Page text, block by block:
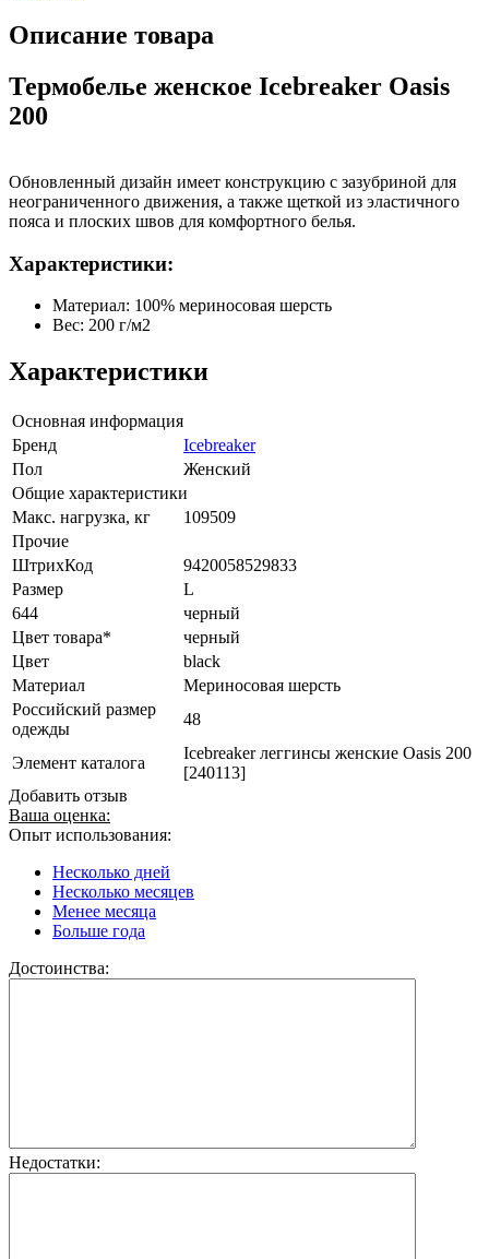
Описание товара
Термобелье женское Icebreaker Oasis
200
Обновленный дизайн имеет конструкцию с зазубриной для
неограниченного движения, а также щеткой из эластичного
пояса и плоских швов для комфортного белья.
Характеристики:
Материал: 100% мериносовая шерсть
Вес: 200 г/м2
Характеристики
Основная информация
Бренд
Icebreaker
Пол
Женский
Общие характеристики
Макс. нагрузка, кг
109509
Прочие
ШтрихКод
9420058529833
Размер
L
644
черный
Цвет товара*
черный
Цвет
black
Материал
Мериносовая шерсть
Российский размер
одежды
48
Элемент каталога
Icebreaker леггинсы женские Oasis 200
[240113]
Добавить отзыв
Ваша оценка:
Опыт использования:
Несколько дней
Несколько месяцев
Менее месяца
Больше года
Достоинства:
Недостатки: